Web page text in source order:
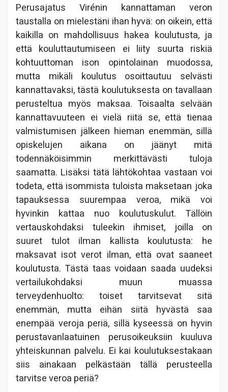
Perusajatus Virénin kannattaman veron
taustalla on mielestäni ihan hyvä: on oikein, että
kaikilla on mahdollisuus hakea koulutusta, ja
että kouluttautumiseen ei liity suurta riskiä
kohtuuttoman ison opintolainan muodossa,
mutta mikäli koulutus osoittautuu selvästi
kannattavaksi, tästä koulutuksesta on tavallaan
perusteltua myös maksaa. Toisaalta selvään
kannattavuuteen ei vielä riitä se, että tienaa
valmistumisen jälkeen hieman enemmän, sillä
opiskelujen aikana on jäänyt mitä
todennäköisimmin merkittävästi tuloja
saamatta. Lisäksi tätä lähtökohtaa vastaan voi
todeta, että isommista tuloista maksetaan joka
tapauksessa suurempaa veroa, mikä voi
hyvinkin kattaa nuo koulutuskulut. Tällöin
vertauskohdaksi tuleekin ihmiset, joilla on
suuret tulot ilman kallista koulutusta: he
maksavat isot verot ilman, että ovat saaneet
koulutusta. Tästä taas voidaan saada uudeksi
vertailukohdaksi muun muassa
terveydenhuolto: toiset tarvitsevat sitä
enemmän, mutta eihän siitä hyvästä saa
enempää veroja periä, sillä kyseessä on hyvin
perustavanlaatuinen perusoikeuksiin kuuluva
yhteiskunnan palvelu. Ei kai koulutuksestakaan
siis ainakaan pelkästään tällä perusteella
tarvitse veroa periä?